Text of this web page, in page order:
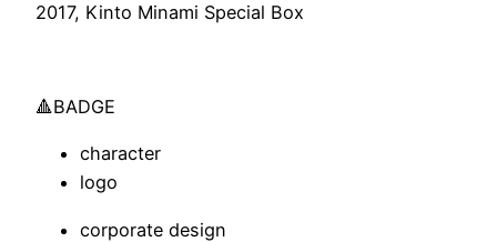
2017, Kinto Minami Special Box
🔺BADGE
character
logo
corporate design